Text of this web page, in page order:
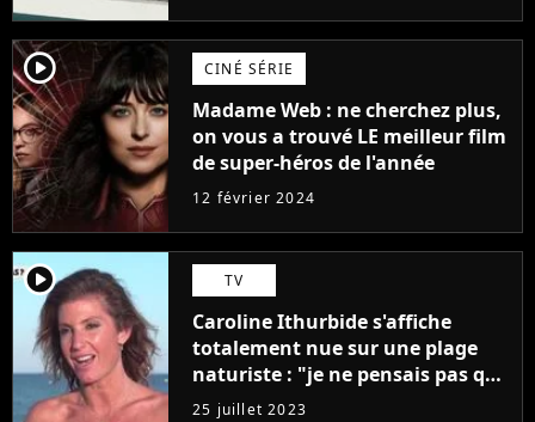
player2 CINÉ SÉRIE
Madame Web : ne cherchez plus,
on vous a trouvé LE meilleur film
de super-héros de l'année
12 février 2024
player2 TV
Caroline Ithurbide s'affiche
totalement nue sur une plage
naturiste : "je ne pensais pas que
j'arriverais à le faire..."
25 juillet 2023